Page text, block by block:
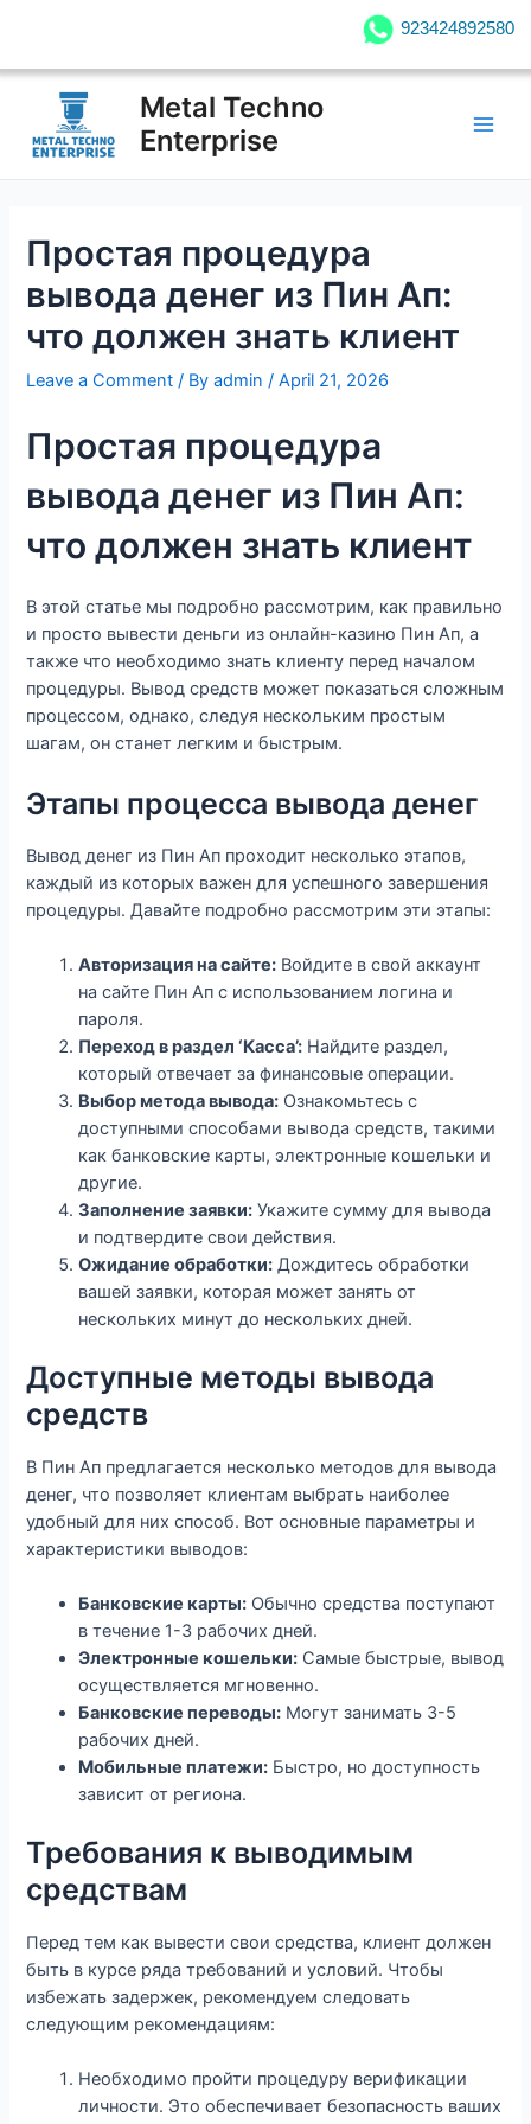
923424892580
content
Metal Techno
Enterprise
Простая процедура
вывода денег из Пин Ап:
что должен знать клиент
Leave a Comment / Byadmin/April 21, 2026
923424892580
Простая процедура
вывода денег из Пин Ап:
что должен знать клиент
В этой статье мы подробно рассмотрим, как правильно
и просто вывести деньги из онлайн-казино Пин Ап, а
также что необходимо знать клиенту перед началом
процедуры. Вывод средств может показаться сложным
процессом, однако, следуя нескольким простым
шагам, он станет легким и быстрым.
Этапы процесса вывода денег
Вывод денег из Пин Ап проходит несколько этапов,
каждый из которых важен для успешного завершения
процедуры. Давайте подробно рассмотрим эти этапы:
Авторизация на сайте: Войдите в свой аккаунт
на сайте Пин Ап с использованием логина и
пароля.
Переход в раздел ‘Касса’: Найдите раздел,
который отвечает за финансовые операции.
Выбор метода вывода: Ознакомьтесь с
доступными способами вывода средств, такими
как банковские карты, электронные кошельки и
другие.
Заполнение заявки: Укажите сумму для вывода
и подтвердите свои действия.
Ожидание обработки: Дождитесь обработки
вашей заявки, которая может занять от
нескольких минут до нескольких дней.
Доступные методы вывода
средств
В Пин Ап предлагается несколько методов для вывода
денег, что позволяет клиентам выбрать наиболее
удобный для них способ. Вот основные параметры и
характеристики выводов:
Банковские карты: Обычно средства поступают
в течение 1-3 рабочих дней.
Электронные кошельки: Самые быстрые, вывод
осуществляется мгновенно.
Банковские переводы: Могут занимать 3-5
рабочих дней.
Мобильные платежи: Быстро, но доступность
зависит от региона.
Требования к выводимым
средствам
Перед тем как вывести свои средства, клиент должен
быть в курсе ряда требований и условий. Чтобы
избежать задержек, рекомендуем следовать
следующим рекомендациям:
Необходимо пройти процедуру верификации
личности. Это обеспечивает безопасность ваших
Post
navigation